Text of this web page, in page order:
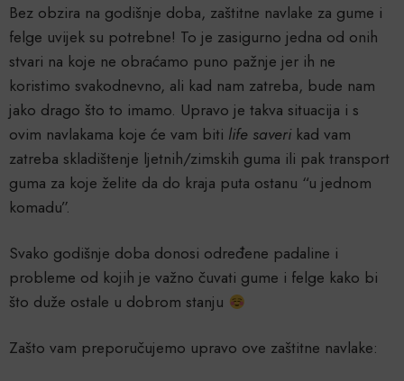
Bez obzira na godišnje doba, zaštitne navlake za gume i
felge uvijek su potrebne! To je zasigurno jedna od onih
stvari na koje ne obraćamo puno pažnje jer ih ne
koristimo svakodnevno, ali kad nam zatreba, bude nam
jako drago što to imamo. Upravo je takva situacija i s
ovim navlakama koje će vam biti life saveri kad vam
zatreba skladištenje ljetnih/zimskih guma ili pak transport
guma za koje želite da do kraja puta ostanu “u jednom
komadu”.
Svako godišnje doba donosi određene padaline i
probleme od kojih je važno čuvati gume i felge kako bi
što duže ostale u dobrom stanju
Zašto vam preporučujemo upravo ove zaštitne navlake: